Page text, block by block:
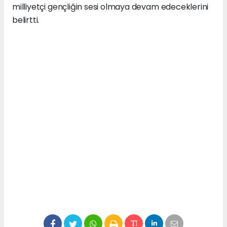
milliyetçi gençliğin sesi olmaya devam edeceklerini
belirtti.